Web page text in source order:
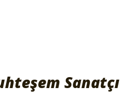
Sanatçı